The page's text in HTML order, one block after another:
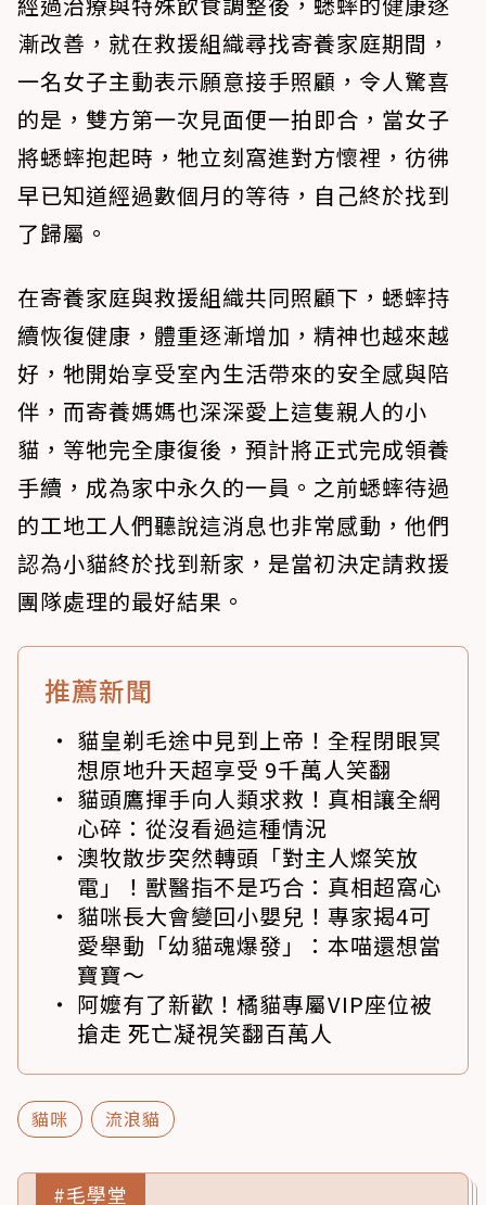
漸改善，就在救援組織尋找寄養家庭期間，
一名女子主動表示願意接手照顧，令人驚喜
的是，雙方第一次見面便一拍即合，當女子
將蟋蟀抱起時，牠立刻窩進對方懷裡，彷彿
早已知道經過數個月的等待，自己終於找到
了歸屬。
在寄養家庭與救援組織共同照顧下，蟋蟀持
續恢復健康，體重逐漸增加，精神也越來越
好，牠開始享受室內生活帶來的安全感與陪
伴，而寄養媽媽也深深愛上這隻親人的小
貓，等牠完全康復後，預計將正式完成領養
手續，成為家中永久的一員。之前蟋蟀待過
的工地工人們聽說這消息也非常感動，他們
認為小貓終於找到新家，是當初決定請救援
團隊處理的最好結果。
推薦新聞
貓皇剃毛途中見到上帝！全程閉眼冥
想原地升天超享受 9千萬人笑翻
貓頭鷹揮手向人類求救！真相讓全網
心碎：從沒看過這種情況
澳牧散步突然轉頭「對主人燦笑放
電」！獸醫指不是巧合：真相超窩心
貓咪長大會變回小嬰兒！專家揭4可
愛舉動「幼貓魂爆發」：本喵還想當
寶寶～
阿嬤有了新歡！橘貓專屬VIP座位被
搶走 死亡凝視笑翻百萬人
貓咪 流浪貓
#毛學堂